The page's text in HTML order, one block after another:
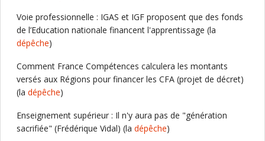
Voie professionnelle : IGAS et IGF proposent que des fonds
de l’Education nationale financent l'apprentissage (la
dépêche)
Comment France Compétences calculera les montants
versés aux Régions pour financer les CFA (projet de décret)
(la dépêche)
Enseignement supérieur : Il n'y aura pas de "génération
sacrifiée" (Frédérique Vidal) (la dépêche)